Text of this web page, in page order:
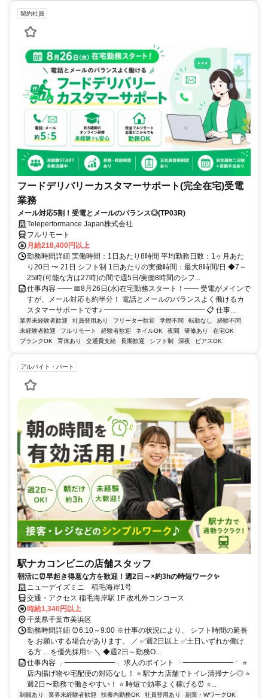
契約社員
フードデリバリーカスタマーサポート(完全在宅)受電
業務
メール対応5割！受電とメールのバランス◎(TP03R)
Teleperformance Japan株式会社
フルリモート
月給218,400円以上
勤務時間詳細 実働時間：1日あたり8時間 平均勤務日数：1ヶ月あた
り20日 〜 21日 シフト制 1日あたりの実働時間：最大8時間/日 ◆7～
25時(可能な方は27時)の間で週5日/実働8時間のシフ...
仕事内容 ━━ 📅8月26日(水)在宅勤務スタート！━━ 受電がメインで
すが、メール対応も約半分！ 電話とメールのバランスよく働けるカ
スタマーサポートです♪ ━━━━━━━━━━━━━━ 📋 仕事...
業界未経験者歓迎 社員登用あり フリーター歓迎 学歴不問 転勤なし
経験不問
未経験者歓迎
フルリモート 経験者歓迎 ネイルOK 夜間 研修あり
在宅OK
ブランクOK
育休あり 交通費支給 長期歓迎 シフト制 深夜 ピアスOK
アルバイト・パート
駅ナカコンビニの店舗スタッフ
朝活に⏰早起き得意な方を歓迎！週2日～×約3hの時短ワーク✨
ニューデイズミニ 稲毛海岸1号
交通・アクセス 稲毛海岸駅 1F 改札外コンコース
時給1,340円以上
千葉県千葉市美浜区
勤務時間詳細 ⏰6:10～9:00 ※仕事の状況により、 シフト時間の延長
を お願いする場合があります。 ／ ✅週2日以上 ✅土日いずれか働け
る方 …を優先採用✨ ＼ ◆週2日～勤務O...
仕事内容 ╭━━━━━━━╮ 求人のポイント ╰━━━━━━━╯ ⭐
店内揚げ物や宅配便の対応なし！ ⭐ 駅ナカ店舗でトイレ清掃ナシ◎ ⭐
週2日〜勤務で働きやすい！ ⭐ 時短で効率よく稼げる⏰ ⭐...
制服あり 業界未経験者歓迎 扶養内勤務OK 社員登用あり 副業・WワークOK